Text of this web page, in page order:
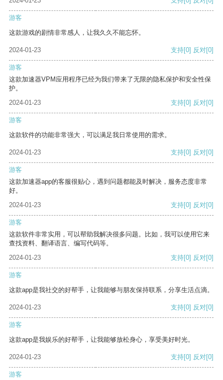
游客
这款游戏的剧情非常感人，让我久久不能忘怀。
2024-01-23 支持[0] 反对[0]
游客
这款加速器VPM应用程序已经为我们带来了无限的隐私保护和安全性保
护。
2024-01-23
支持[0] 反对[0]
游客
这款软件的功能非常强大，可以满足我日常使用的需求。
2024-01-23 支持[0] 反对[0]
游客
这款加速器app的客服很贴心，遇到问题都能及时解决，服务态度非常
好。
2024-01-23
支持[0] 反对[0]
游客
这款软件非常实用，可以帮助我解决很多问题。比如，我可以使用它来
查找资料、翻译语言、编写代码等。
2024-01-23
支持[0] 反对[0]
游客
这款app是我社交的好帮手，让我能够与朋友保持联系，分享生活点滴。
2024-01-23 支持[0] 反对[0]
游客
这款app是我娱乐的好帮手，让我能够放松身心，享受美好时光。
2024-01-23 支持[0] 反对[0]
游客